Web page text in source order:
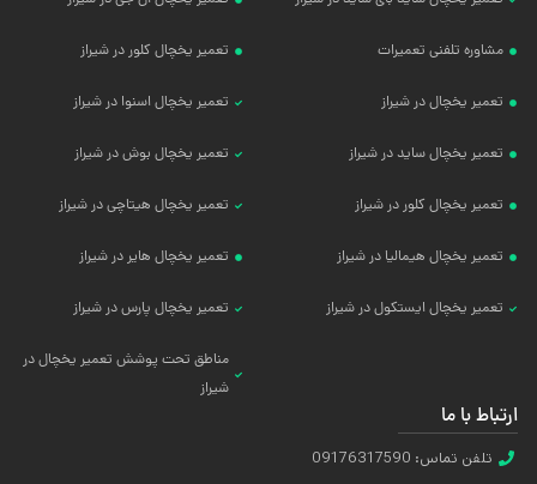
مشاوره تلفنی تعمیرات
تعمیر یخچال در شیراز
تعمیر یخچال ساید در شیراز
تعمیر یخچال کلور در شیراز
تعمیر یخچال هیمالیا در شیراز
تعمیر یخچال ایستکول در شیراز
تعمیر یخچال کلور در شیراز
تعمیر یخچال اسنوا در شیراز
تعمیر یخچال بوش در شیراز
تعمیر یخچال هیتاچی در شیراز
تعمیر یخچال هایر در شیراز
تعمیر یخچال پارس در شیراز
مناطق تحت پوشش تعمیر یخچال در
شیراز
ارتباط با ما
تلفن تماس: 09176317590